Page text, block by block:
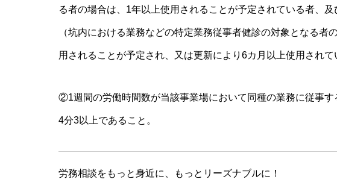
る者の場合は、1年以上使用されることが予定されている者、
（坑内における業務などの特定業務従事者健診の対象となる者
用されることが予定され、又は更新により6カ月以上使用されて
②1週間の労働時間数が当該事業場において同種の業務に従事
4分3以上であること。
労務相談をもっと身近に、もっとリーズナブルに！